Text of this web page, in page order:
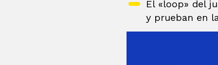
El «loop» del
y prueban en